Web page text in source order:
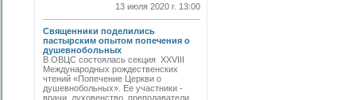
13 июля 2020 г. 13:00
Священники поделились
пастырским опытом попечения о
душевнобольных
В ОВЦС состоялась секция XXVIII
Международных рождественских
чтений «Попечение Церкви о
душевнобольных». Ее участники -
врачи, духовенство, преподаватели